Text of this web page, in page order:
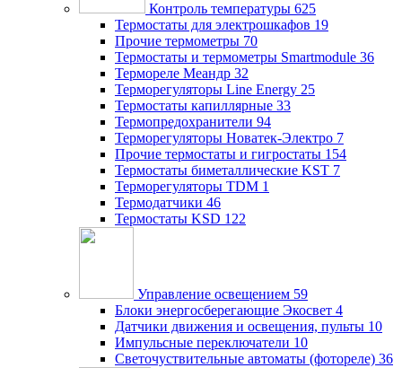
Контроль температуры 625
Термостаты для электрошкафов 19
Прочие термометры 70
Термостаты и термометры Smartmodule 36
Термореле Меандр 32
Терморегуляторы Line Energy 25
Термостаты капиллярные 33
Термопредохранители 94
Терморегуляторы Новатек-Электро 7
Прочие термостаты и гигростаты 154
Термостаты биметаллические KST 7
Терморегуляторы TDM 1
Термодатчики 46
Термостаты KSD 122
Управление освещением 59
Блоки энергосберегающие Экосвет 4
Датчики движения и освещения, пульты 10
Импульсные переключатели 10
Светочуствительные автоматы (фотореле) 36